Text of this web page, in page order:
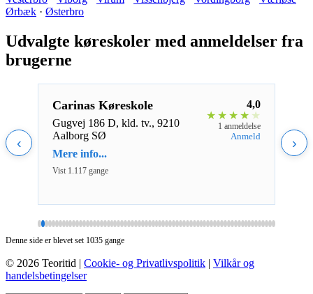
Ørbæk · Østerbro
Udvalgte køreskoler med anmeldelser fra
brugerne
‹
Carinas Køreskole
Gugvej 186 D, kld. tv., 9210
Aalborg SØ
Mere info...
Vist 1.117 gange
4,0
★ ★ ★ ★ ★
1 anmeldelse
Anmeld ›
Denne side er blevet set 1035 gange
© 2026 Teoritid | Cookie- og Privatlivspolitik | Vilkår og
handelsbetingelser